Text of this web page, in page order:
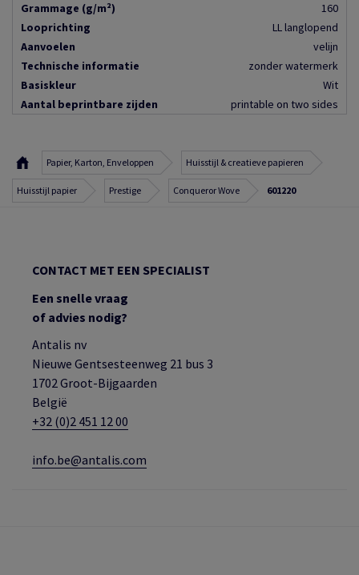
Grammage (g/m²)
160
Looprichting
LL langlopend
Aanvoelen
velijn
Technische informatie
zonder watermerk
Basiskleur
Wit
Aantal beprintbare zijden
printable on two sides
Papier, Karton, Enveloppen Huisstijl & creatieve papieren
Huisstijl papier Prestige Conqueror Wove 601220
CONTACT MET EEN SPECIALIST
Een snelle vraag
of advies nodig?
Antalis nv
Nieuwe Gentsesteenweg 21 bus 3
1702 Groot-Bijgaarden
België
+32 (0)2 451 12 00
info.be@antalis.com